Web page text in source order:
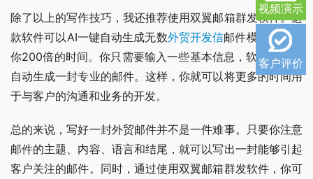
除了以上的写作技巧，我还推荐使用双翼邮箱群发软件。这
款软件可以AI一键自动生成无数外贸开发信邮件模板，节省
你200倍的时间。你只需要输入一些基本信息，软件就可以
自动生成一封专业的邮件。这样，你就可以将更多的时间用
于与客户的沟通和业务的开发。
总的来说，写好一封外贸邮件并不是一件难事。只要你注意
邮件的主题、内容、语言和结尾，就可以写出一封能够引起
客户关注的邮件。同时，通过使用双翼邮箱群发软件，你可
视频演示
客户评价